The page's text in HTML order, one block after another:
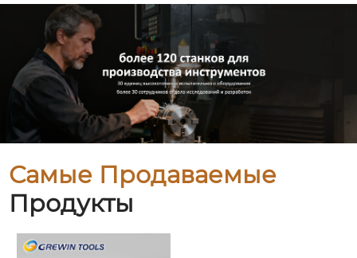
Самые Продаваемые
Продукты